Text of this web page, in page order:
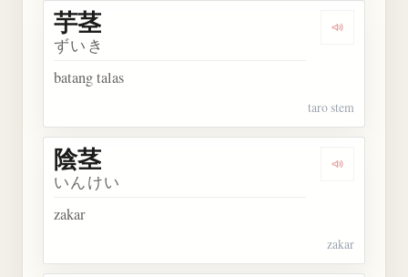
Dengarkan
芋茎
ずいき
batang talas
taro stem
Dengarkan
陰茎
いんけい
zakar
zakar